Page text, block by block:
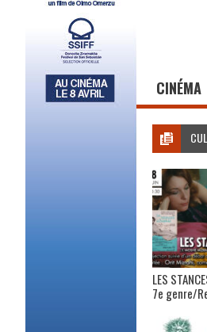
CINÉMA
LES
7e genre/